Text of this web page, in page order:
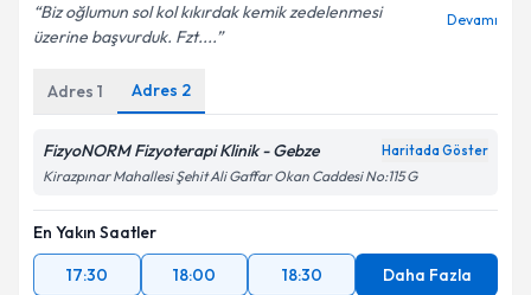
Biz oğlumun sol kol kıkırdak kemik zedelenmesi
üzerine başvurduk. Fzt....
Devamı
Adres 1 Adres 2
FizyoNORM Fizyoterapi Klinik - Gebze Haritada Göster
Kirazpınar Mahallesi Şehit Ali Gaffar Okan Caddesi No:115 G
En Yakın Saatler
17:30
18:00 18:30 Daha Fazla